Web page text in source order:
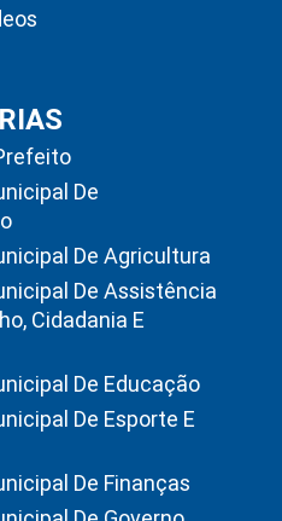
De
De Agricultura
De Assistência
Cidadania E
De Educação
De Esporte E
De Finanças